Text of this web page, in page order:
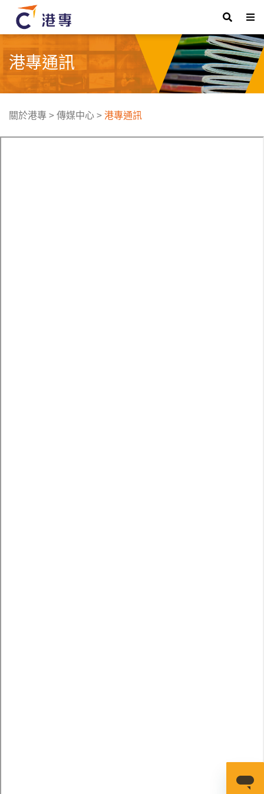
港專通訊
關於港專>傳媒中心>港專通訊